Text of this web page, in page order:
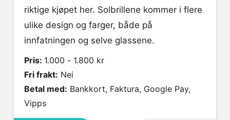
riktige kjøpet her. Solbrillene kommer i flere
ulike design og farger, både på
innfatningen og selve glassene.
Pris: 1.000 - 1.800 kr
Fri frakt: Nei
Betal med:
Vipps